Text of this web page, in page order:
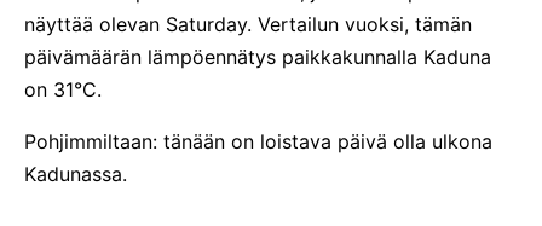
näyttää olevan Saturday. Vertailun vuoksi, tämän
päivämäärän lämpöennätys paikkakunnalla Kaduna
on 31°C.
Pohjimmiltaan: tänään on loistava päivä olla ulkona
Kadunassa.